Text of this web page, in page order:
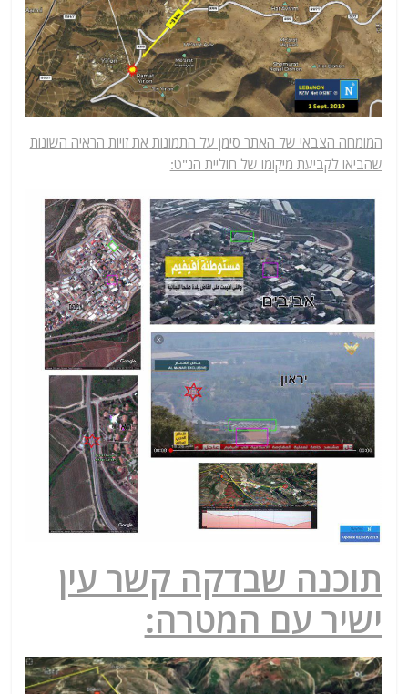
המומחה הצבאי של האתר סימן על התמונות את זויות הראיה השונות
שהביאו לקביעת מיקומו של חוליית הנ"ט:
תוכנה שבדקה קשר עין
ישיר עם המטרה: